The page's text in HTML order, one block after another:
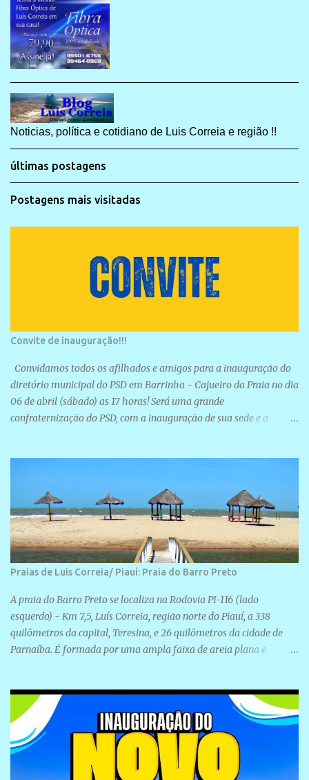
Noticias, política e cotidiano de Luis Correia e região !!
últimas postagens
Postagens mais visitadas
Convite de inauguração!!!
Convidamos todos os afilhados e amigos para a inauguração do
diretório municipal do PSD em Barrinha - Cajueiro da Praia no dia
06 de abril (sábado) as 17 horas! Será uma grande
confraternização do PSD, com a inauguração de sua sede e a
Praias de Luis Correia/ Piauí: Praia do Barro Preto
A praia do Barro Preto se localiza na Rodovia PI-116 (lado
esquerdo) - Km 7,5, Luís Correia, região norte do Piauí, a 338
quilômetros da capital, Teresina, e 26 quilômetros da cidade de
Parnaíba. É formada por uma ampla faixa de areia plana e
devido ao extensivo molhe de pedras que não chegam a 2 metros
de altura, não apresentando dunas em seu espaço geográfico. Não
se sabe ao certo porque a praia leva esse nome, e muitas das suas
historias foram esquecidas ao longo do tempo. A praia é
frequentada por moradores e turistas, em geral veranistas